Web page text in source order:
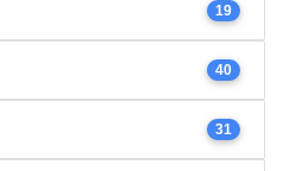
19
40
31